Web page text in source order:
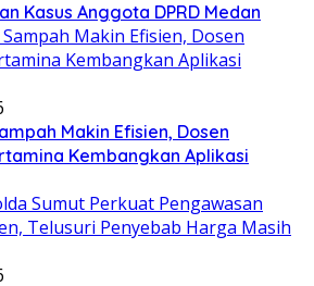
Kasus Anggota DPRD Medan
Makin Efisien, Dosen
Kembangkan Aplikasi